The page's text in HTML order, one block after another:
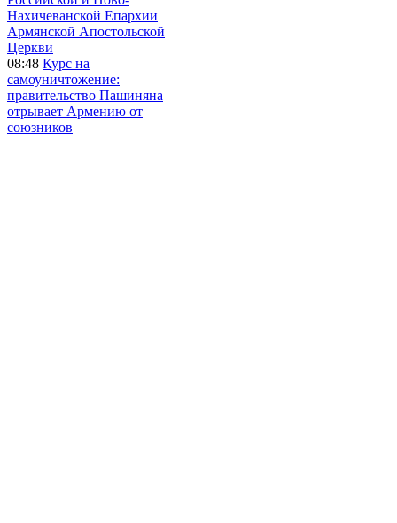
Нахичеванской Епархии
Армянской Апостольской
Церкви
08:48 Курс на
самоуничтожение:
правительство Пашиняна
отрывает Армению от
союзников